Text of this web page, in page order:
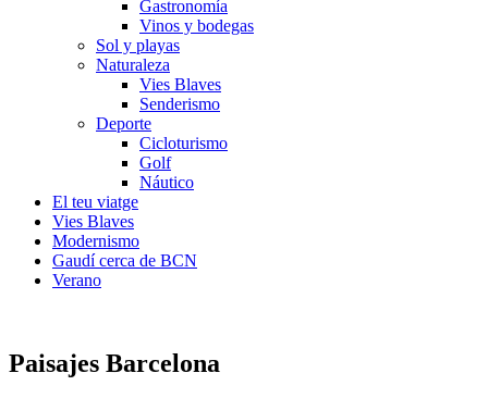
Gastronomía
Vinos y bodegas
Sol y playas
Naturaleza
Vies Blaves
Senderismo
Deporte
Cicloturismo
Golf
Náutico
El teu viatge
Vies Blaves
Modernismo
Gaudí cerca de BCN
Verano
Paisajes Barcelona